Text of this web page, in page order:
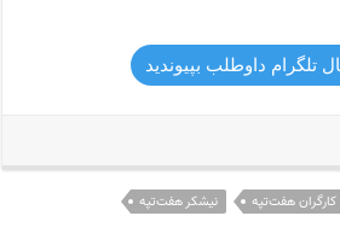
تلگرام داوطلب بپیوندید
کارگران هفت‌تپه نیشکر هفت‌تپه